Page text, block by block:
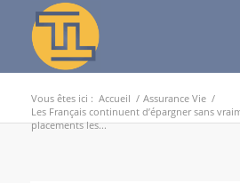
Vous êtes ici : Accueil / Assurance Vie /
Les Français continuent d’épargner sans
placements les...